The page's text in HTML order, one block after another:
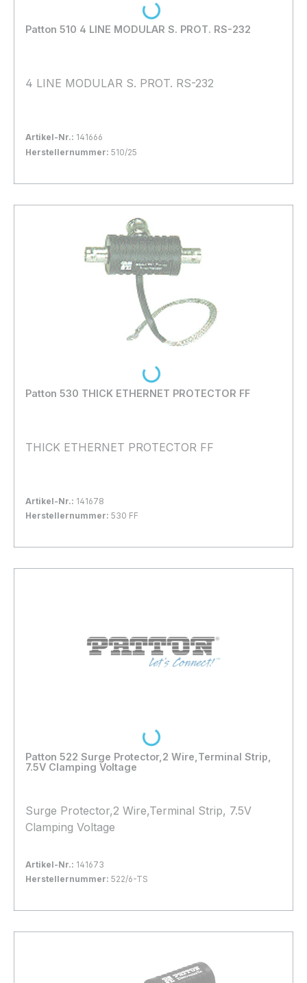
Patton 510 4 LINE MODULAR S. PROT. RS-232
4 LINE MODULAR S. PROT. RS-232
Artikel-Nr.: 141666
Herstellernummer: 510/25
In den Warenkorb
Loading...
Patton 530 THICK ETHERNET PROTECTOR FF
THICK ETHERNET PROTECTOR FF
Artikel-Nr.: 141678
Herstellernummer: 530 FF
In den Warenkorb
Loading...
Patton 522 Surge Protector,2 Wire,Terminal Strip,
7.5V Clamping Voltage
Surge Protector,2 Wire,Terminal Strip, 7.5V
Clamping Voltage
Artikel-Nr.: 141673
Herstellernummer: 522/6-TS
In den Warenkorb
Loading...